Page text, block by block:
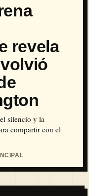
revela
silencio y la
compartir con el